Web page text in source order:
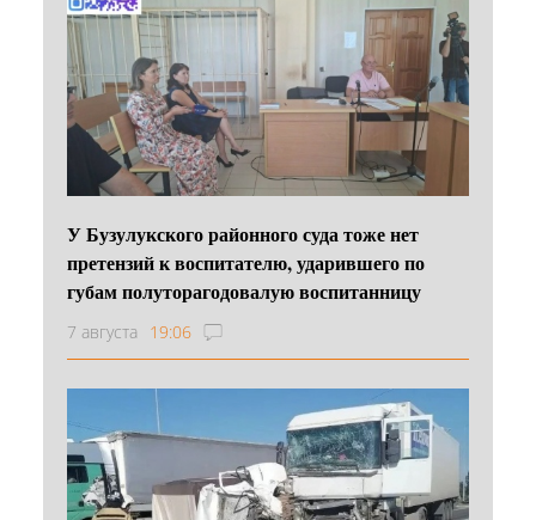
У Бузулукского районного суда тоже нет
претензий к воспитателю, ударившего по
губам полуторагодовалую воспитанницу
7 августа 19:06